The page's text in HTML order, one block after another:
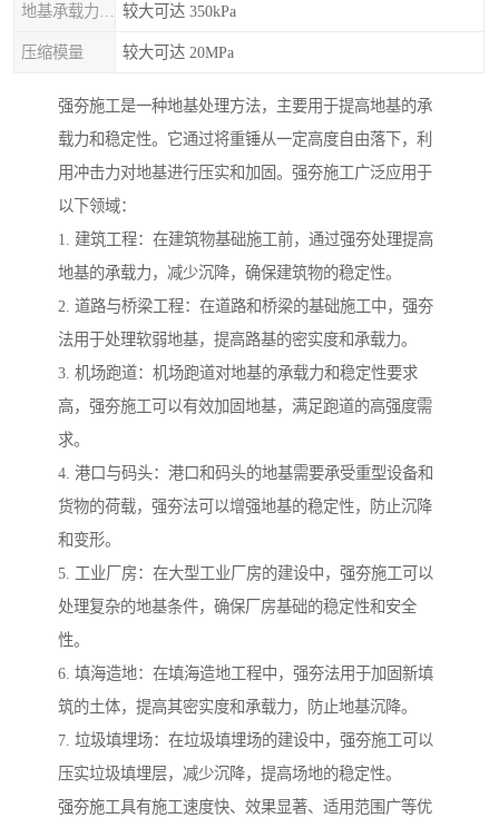
较大可达 350kPa
压缩模量 较大可达 20MPa
强夯施工是一种地基处理方法，主要用于提高地基的承
载力和稳定性。它通过将重锤从一定高度自由落下，利
用冲击力对地基进行压实和加固。强夯施工广泛应用于
以下领域：
1. 建筑工程：在建筑物基础施工前，通过强夯处理提高
地基的承载力，减少沉降，确保建筑物的稳定性。
2. 道路与桥梁工程：在道路和桥梁的基础施工中，强夯
法用于处理软弱地基，提高路基的密实度和承载力。
3. 机场跑道：机场跑道对地基的承载力和稳定性要求
高，强夯施工可以有效加固地基，满足跑道的高强度需
求。
4. 港口与码头：港口和码头的地基需要承受重型设备和
货物的荷载，强夯法可以增强地基的稳定性，防止沉降
和变形。
5. 工业厂房：在大型工业厂房的建设中，强夯施工可以
处理复杂的地基条件，确保厂房基础的稳定性和安全
性。
6. 填海造地：在填海造地工程中，强夯法用于加固新填
筑的土体，提高其密实度和承载力，防止地基沉降。
7. 垃圾填埋场：在垃圾填埋场的建设中，强夯施工可以
压实垃圾填埋层，减少沉降，提高场地的稳定性。
强夯施工具有施工速度快、效果显著、适用范围广等优